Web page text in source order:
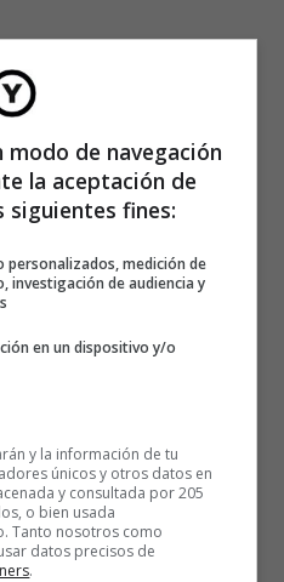
de navegación
la aceptación de
siguientes fines:
personalizados, medición de
investigación de audiencia y
en un dispositivo y/o
y la información de tu
únicos y otros datos en
y consultada por 205
o bien usada
Tanto nosotros como
datos precisos de
.